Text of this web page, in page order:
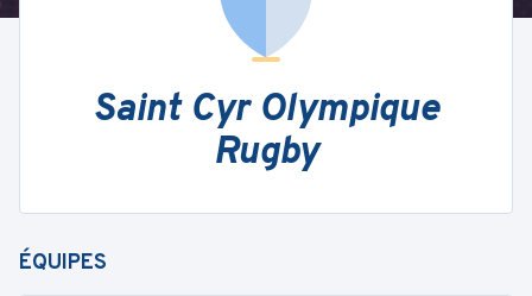
Saint Cyr Olympique
Rugby
ÉQUIPES